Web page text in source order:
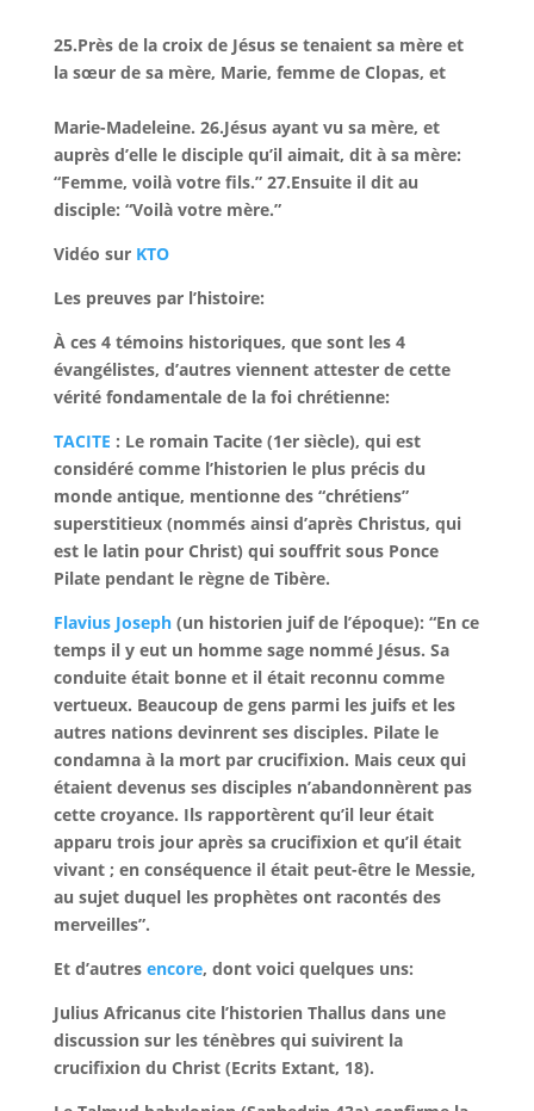
25.Près de la croix de Jésus se tenaient sa mère et
la sœur de sa mère, Marie, femme de Clopas, et
Marie-Madeleine. 26.Jésus ayant vu sa mère, et
auprès d’elle le disciple qu’il aimait, dit à sa mère:
“Femme, voilà votre fils.” 27.Ensuite il dit au
disciple: “Voilà votre mère.”
Vidéo sur KTO
Les preuves par l’histoire:
À ces 4 témoins historiques, que sont les 4
évangélistes, d’autres viennent attester de cette
vérité fondamentale de la foi chrétienne:
TACITE : Le romain Tacite (1er siècle), qui est
considéré comme l’historien le plus précis du
monde antique, mentionne des “chrétiens”
superstitieux (nommés ainsi d’après Christus, qui
est le latin pour Christ) qui souffrit sous Ponce
Pilate pendant le règne de Tibère.
Flavius Joseph(un historien juif de l’époque): “En ce
temps il y eut un homme sage nommé Jésus. Sa
conduite était bonne et il était reconnu comme
vertueux. Beaucoup de gens parmi les juifs et les
autres nations devinrent ses disciples. Pilate le
condamna à la mort par crucifixion. Mais ceux qui
étaient devenus ses disciples n’abandonnèrent pas
cette croyance. Ils rapportèrent qu’il leur était
apparu trois jour après sa crucifixion et qu’il était
vivant ; en conséquence il était peut-être le Messie,
au sujet duquel les prophètes ont racontés des
merveilles”.
Et d’autres encore, dont voici quelques uns:
Julius Africanus cite l’historien Thallus dans une
discussion sur les ténèbres qui suivirent la
crucifixion du Christ (Ecrits Extant, 18).